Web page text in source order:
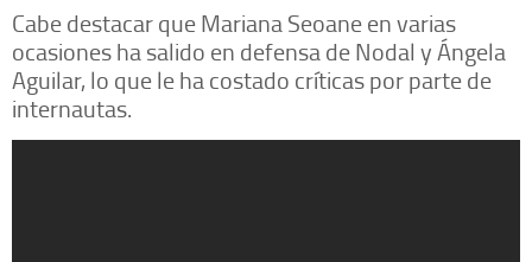
Cabe destacar que Mariana Seoane en varias
ocasiones ha salido en defensa de Nodal y Ángela
Aguilar, lo que le ha costado críticas por parte de
internautas.